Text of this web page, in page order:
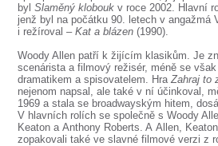
O DIVADLE
DÁLE
bylSlaměný klobouk v roce 2002. Hlavní
jenž byl na počátku 90. letech v angažmá
i režíroval –Kat a blázen (1990).
Woody Allen patří k žijícím klasikům. Je
scenárista a filmový režisér, méně se
dramatikem a spisovatelem. HraZahraj to
nejenom napsal, ale také v ní účinkoval,
1969 a stala se broadwayským hitem,
V hlavních rolích se společně s Woody
Keaton a Anthony Roberts. A Allen,
zopakovali také ve slavné filmové verzi z